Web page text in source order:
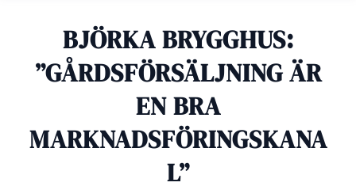
BJÖRKA BRYGGHUS:
”GÅRDSFÖRSÄLJNING ÄR
EN BRA
MARKNADSFÖRINGSKANA
L”